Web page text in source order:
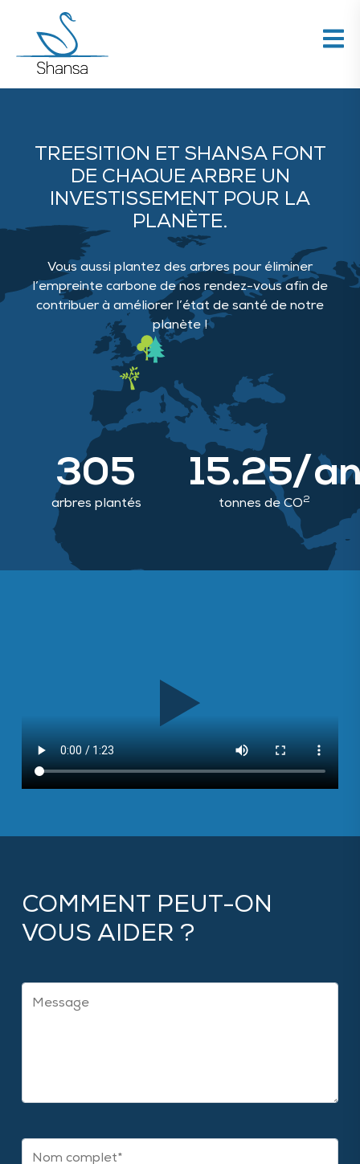
TREESITION ET SHANSA FONT
DE CHAQUE ARBRE UN
INVESTISSEMENT POUR LA
PLANÈTE.
Vous aussi plantez des arbres pour éliminer
l’empreinte carbone de nos rendez-vous afin de
contribuer à améliorer l’état de santé de notre
planète !
305
arbres plantés
15.25/
tonnes de CO2
COMMENT PEUT-ON
VOUS AIDER ?